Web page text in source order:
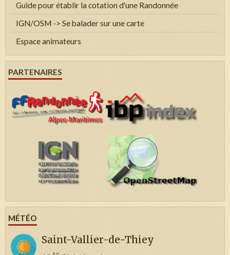
Guide pour établir la cotation d'une Randonnée
IGN/OSM -> Se balader sur une carte
Espace animateurs
PARTENAIRES
MÉTÉO
Saint-Vallier-de-Thiey